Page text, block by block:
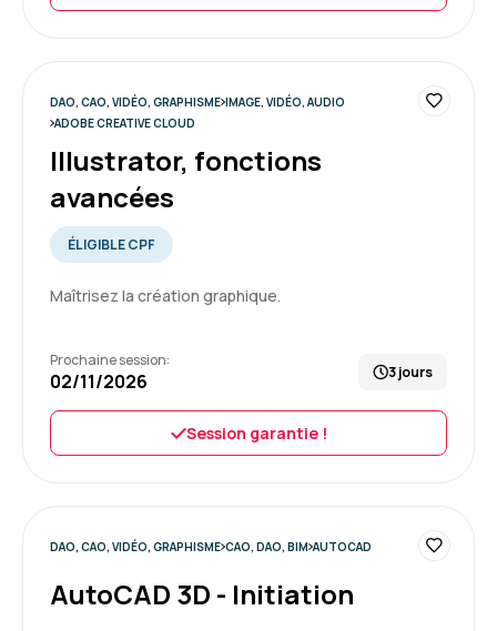
DAO, CAO, VIDÉO, GRAPHISME IMAGE, VIDÉO, AUDIO
ADOBE CREATIVE CLOUD
Illustrator, fonctions
avancées
ÉLIGIBLE CPF
Maîtrisez la création graphique.
Prochaine session:
02/11/2026 3 jours
Session garantie !
DAO, CAO, VIDÉO, GRAPHISME CAO, DAO, BIM AUTOCAD
AutoCAD 3D - Initiation